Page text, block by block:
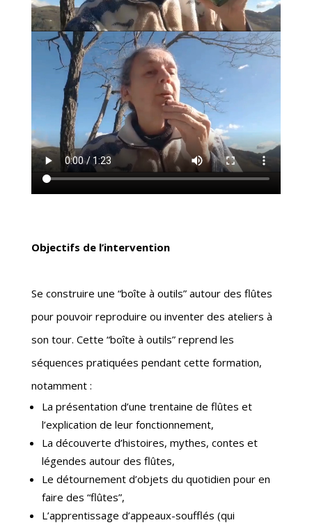
Objectifs de l’intervention
Se construire une “boîte à outils” autour des flûtes
pour pouvoir reproduire ou inventer des ateliers à
son tour. Cette “boîte à outils” reprend les
séquences pratiquées pendant cette formation,
notamment :
La présentation d’une trentaine de flûtes et
l’explication de leur fonctionnement,
La découverte d’histoires, mythes, contes et
légendes autour des flûtes,
Le détournement d’objets du quotidien pour en
faire des “flûtes”,
L’apprentissage d’appeaux-soufflés (qui